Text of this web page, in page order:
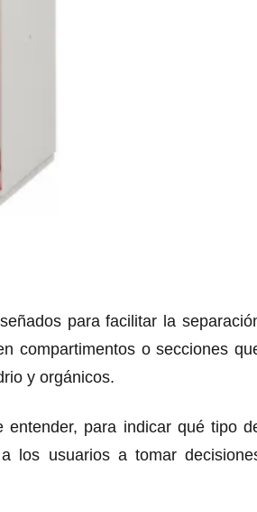
para facilitar la
compartimentos o secciones
y orgánicos.
entender, para indicar qué tipo
los usuarios a tomar